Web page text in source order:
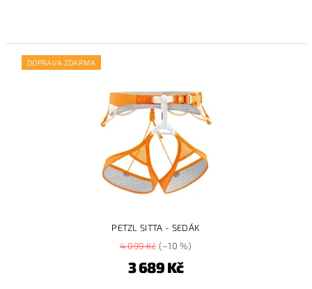
DOPRAVA ZDARMA
PETZL SITTA - SEDÁK
4 099 Kč(–10 %)
3 689 Kč